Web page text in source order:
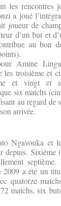
les rencontres
a joué
joueur de
d’un but et
au bon
Amine
les troisième et
et vingt et
six matchs
au regard de
arrivée.
Ngavouka et
depuis. Sixième
2009 a été un
quatorze
matchs, six